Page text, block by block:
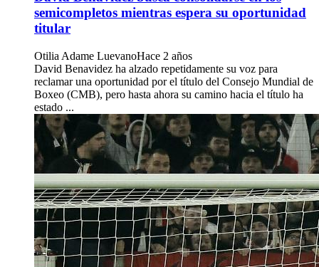
semicompletos mientras espera su oportunidad
titular
Otilia Adame LuevanoHace 2 años
David Benavidez ha alzado repetidamente su voz para
reclamar una oportunidad por el título del Consejo Mundial de
Boxeo (CMB), pero hasta ahora su camino hacia el título ha
estado ...